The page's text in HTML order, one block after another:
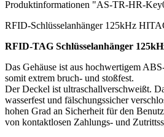
Produktinformationen "AS-TR-HR-
RFID-Schlüsselanhänger 125kHz
RFID-TAG Schlüsselanhänger
Das Gehäuse ist aus hochwertigem
somit extrem bruch- und stoßfest.
Der Deckel ist ultraschallverschweißt.
wasserfest und fälschungssicher
hohen Grad an Sicherheit für den
von kontaktlosen Zahlungs- und